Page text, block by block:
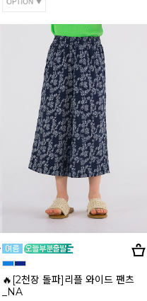
🔥[2천장 돌파]리플 와이드 팬츠
_NA